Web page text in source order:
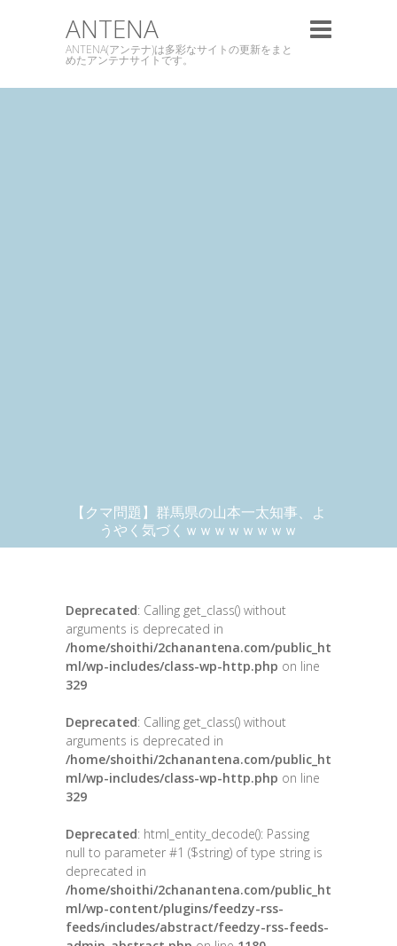
ANTENA
ANTENA(アンテナ)は多彩なサイトの更新をまと
めたアンテナサイトです。
【クマ問題】群馬県の山本一太知事、よ
うやく気づくｗｗｗｗｗｗｗｗ
Deprecated: Calling get_class() without
arguments is deprecated in
/home/shoithi/2chanantena.com/public_ht
ml/wp-includes/class-wp-http.php on line
329
Deprecated: Calling get_class() without
arguments is deprecated in
/home/shoithi/2chanantena.com/public_ht
ml/wp-includes/class-wp-http.php on line
329
Deprecated: html_entity_decode(): Passing
null to parameter #1 ($string) of type string is
deprecated in
/home/shoithi/2chanantena.com/public_ht
ml/wp-content/plugins/feedzy-rss-
feeds/includes/abstract/feedzy-rss-feeds-